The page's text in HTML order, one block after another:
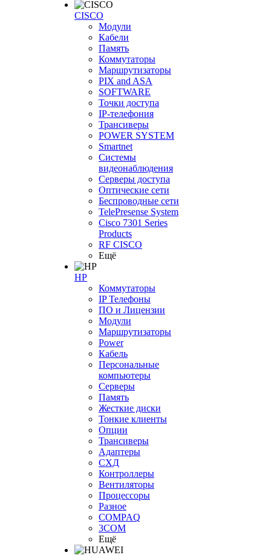
CISCO
Модули
Кабели
Память
Коммутаторы
Маршрутизаторы
PIX and ASA
SOFTWARE
Точки доступа
IP-телефония
Трансиверы
POWER SYSTEM
Smartnet
Системы
видеонаблюдения
Серверы доступа
Оптические сети
Беспроводные сети
TelePresense System
Cisco 7301 Series
Products
RF CISCO
Ещё
HP
Коммутаторы
IP Телефоны
ПО и Лицензии
Модули
Маршрутизаторы
Power
Кабель
Персональные
компьютеры
Серверы
Память
Жесткие диски
Тонкие клиенты
Опции
Трансиверы
Адаптеры
СХД
Контроллеры
Вентиляторы
Процессоры
Разное
COMPAQ
3COM
Ещё